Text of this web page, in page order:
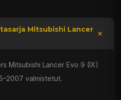
Mitsubishi Lancer
Mitsubishi Lancer Evo 9 (IX)
valmistetut.